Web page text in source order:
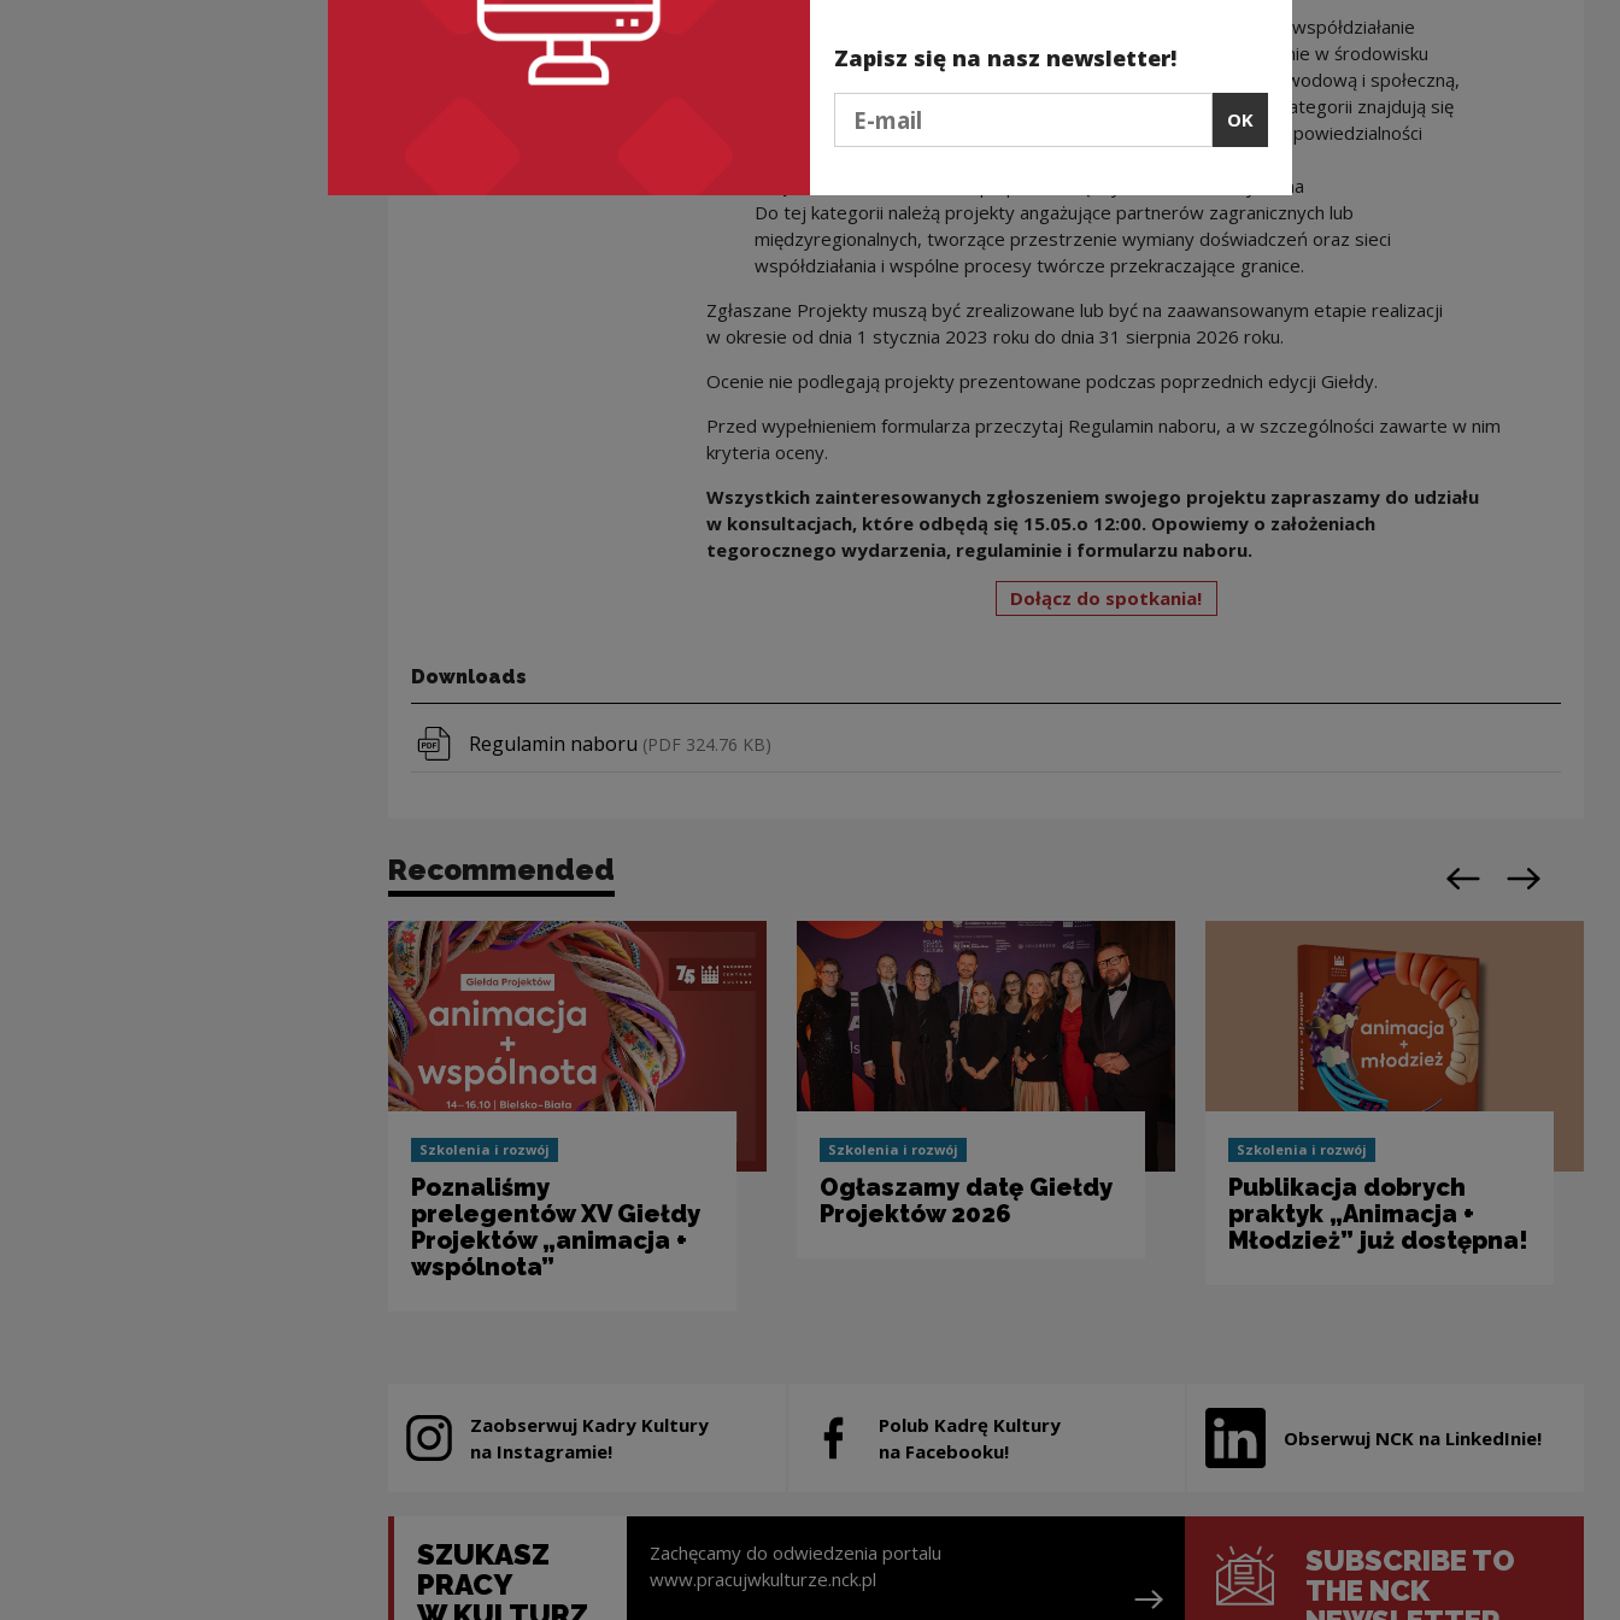
– dobrostan, wsparcie, współdziałanie
Kategoria obejmuje projekty wzmacniające relacje i współdziałanie w środowisku
animatorek i animatorów, budujące ich odporność psychiczną, zawodową i społeczną,
dbające o regenerację i równowagę w pracy animacyjnej. W tej kategorii znajdują się
również projekty tworzące mechanizmy współdziałania, współodpowiedzialności
– współpraca, międzynarodowość, wymiana
Do tej kategorii należą projekty angażujące partnerów zagranicznych lub
międzyregionalnych, tworzące przestrzenie wymiany doświadczeń oraz sieci
współdziałania i wspólne procesy twórcze przekraczające granice.
Zgłaszane Projekty muszą być zrealizowane lub być na zaawansowanym etapie realizacji
w okresie od dnia 1 stycznia 2023 roku do dnia 31 sierpnia 2026 roku.
Ocenie nie podlegają projekty prezentowane podczas poprzednich edycji Giełdy.
Przed wypełnieniem formularza przeczytaj Regulamin naboru, a w szczególności zawarte w nim
kryteria oceny.
Wszystkich zainteresowanych zgłoszeniem swojego projektu zapraszamy do udziału
w konsultacjach, które odbędą się 15.05.o 12:00. Opowiemy o założeniach
tegorocznego wydarzenia, regulaminie i formularzu naboru.
Dołącz do spotkania!
Downloads
Download file
Regulamin naboru (PDF 324.76 KB)
Recommended
Szkolenia i rozwój
Poznaliśmy
prelegentów XV Giełdy
Projektów „animacja +
wspólnota”
Szkolenia i rozwój
Ogłaszamy datę Giełdy
Projektów 2026
Szkolenia i rozwój
Publikacja dobrych
praktyk „Animacja +
Młodzież” już dostępna!
Previous slide
Next slide
Zaobserwuj Kadry Kultury
na Instagramie!
Note, the link will open in a new window
Polub Kadrę Kultury
na Facebooku!
Note, the link will open in a new window Obserwuj NCK na LinkedInie!
Note, the link will open in a new window
SZUKASZ
PRACY
Zachęcamy do odwiedzenia portalu
www.pracujwkulturze.nck.pl
SUBSCRIBE TO
THE NCK
Zapisz się na nasz newsletter!
OK